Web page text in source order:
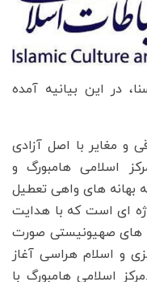
در این بیانیه آمده
و مغایر با اصل آزادی
اسلامی هامبورگ و
بهانه های واهی تعطیل
ای است که با هدایت
های صهیونیستی صورت
و اسلام هراسی آغاز
اسلامی هامبورگ با